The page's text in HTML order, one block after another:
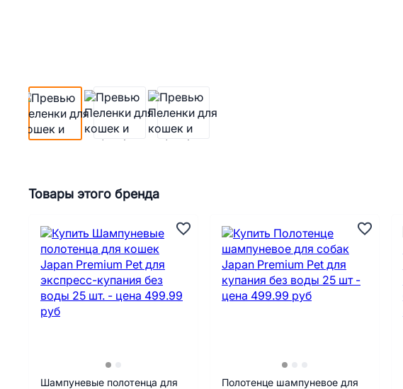
Товары этого бренда
Шампуневые полотенца для
Полотенце шампуневое для